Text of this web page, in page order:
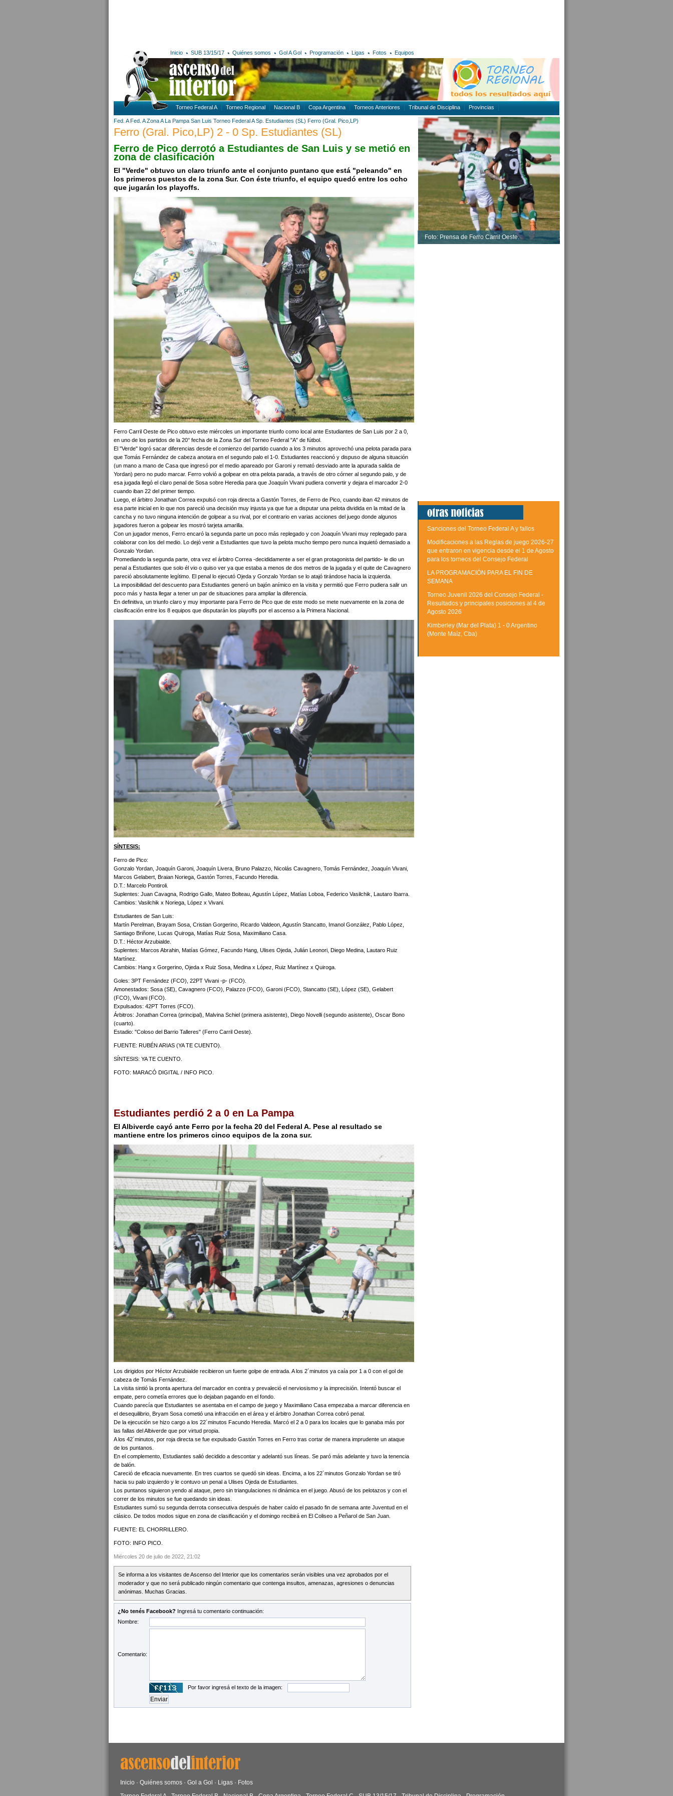
Inicio SUB 13/15/17 Quiénes somos Gol A Gol Programación Ligas Fotos Equipos
Torneo Federal A Torneo Regional Nacional B Copa Argentina Torneos Anteriores Tribunal de Disciplina Provincias
Fed. A Fed. A Zona A La Pampa San Luis Torneo Federal A Sp. Estudiantes (SL) Ferro (Gral. Pico,LP)
Ferro (Gral. Pico,LP) 2 - 0 Sp. Estudiantes (SL)
Ferro de Pico derrotó a Estudiantes de San Luis y se metió en
zona de clasificación
El "Verde" obtuvo un claro triunfo ante el conjunto puntano que está "peleando" en
los primeros puestos de la zona Sur. Con éste triunfo, el equipo quedó entre los ocho
que jugarán los playoffs.
Ferro Carril Oeste de Pico obtuvo este miércoles un importante triunfo como local ante Estudiantes de San Luis por 2 a 0,
en uno de los partidos de la 20° fecha de la Zona Sur del Torneo Federal "A" de fútbol.
El "Verde" logró sacar diferencias desde el comienzo del partido cuando a los 3 minutos aprovechó una pelota parada para
que Tomás Fernández de cabeza anotara en el segundo palo el 1-0. Estudiantes reaccionó y dispuso de alguna situación
(un mano a mano de Casa que ingresó por el medio apareado por Garoni y remató desviado ante la apurada salida de
Yordan) pero no pudo marcar. Ferro volvió a golpear en otra pelota parada, a través de otro córner al segundo palo, y de
esa jugada llegó el claro penal de Sosa sobre Heredia para que Joaquín Vivani pudiera convertir y dejara el marcador 2-0
cuando iban 22 del primer tiempo.
Luego, el árbitro Jonathan Correa expulsó con roja directa a Gastón Torres, de Ferro de Pico, cuando iban 42 minutos de
esa parte inicial en lo que nos pareció una decisión muy injusta ya que fue a disputar una pelota dividida en la mitad de la
cancha y no tuvo ninguna intención de golpear a su rival, por el contrario en varias acciones del juego donde algunos
jugadores fueron a golpear les mostró tarjeta amarilla.
Con un jugador menos, Ferro encaró la segunda parte un poco más replegado y con Joaquín Vivani muy replegado para
colaborar con los del medio. Lo dejó venir a Estudiantes que tuvo la pelota mucho tiempo pero nunca inquietó demasiado a
Gonzalo Yordan.
Promediando la segunda parte, otra vez el árbitro Correa -decididamente a ser el gran protagonista del partido- le dio un
penal a Estudiantes que solo él vio o quiso ver ya que estaba a menos de dos metros de la jugada y el quite de Cavagnero
pareció absolutamente legítimo. El penal lo ejecutó Ojeda y Gonzalo Yordan se lo atajó tirándose hacia la izquierda.
La imposibilidad del descuento para Estudiantes generó un bajón anímico en la visita y permitió que Ferro pudiera salir un
poco más y hasta llegar a tener un par de situaciones para ampliar la diferencia.
En definitiva, un triunfo claro y muy importante para Ferro de Pico que de este modo se mete nuevamente en la zona de
clasificación entre los 8 equipos que disputarán los playoffs por el ascenso a la Primera Nacional.
SÍNTESIS:
Ferro de Pico:
Gonzalo Yordan, Joaquín Garoni, Joaquín Livera, Bruno Palazzo, Nicolás Cavagnero, Tomás Fernández, Joaquín Vivani,
Marcos Gelabert, Braian Noriega, Gastón Torres, Facundo Heredia.
D.T.: Marcelo Pontiroli.
Suplentes: Juan Cavagna, Rodrigo Gallo, Mateo Bolteau, Agustín López, Matías Loboa, Federico Vasilchik, Lautaro Ibarra.
Cambios: Vasilchik x Noriega, López x Vivani.
Estudiantes de San Luis:
Martín Perelman, Brayam Sosa, Cristian Gorgerino, Ricardo Valdeon, Agustín Stancatto, Imanol González, Pablo López,
Santiago Briñone, Lucas Quiroga, Matías Ruiz Sosa, Maximiliano Casa.
D.T.: Héctor Arzubialde.
Suplentes: Marcos Abrahin, Matías Gómez, Facundo Hang, Ulises Ojeda, Julián Leonori, Diego Medina, Lautaro Ruiz
Martínez.
Cambios: Hang x Gorgerino, Ojeda x Ruiz Sosa, Medina x López, Ruiz Martínez x Quiroga.
Goles: 3PT Fernández (FCO), 22PT Vivani -p- (FCO).
Amonestados: Sosa (SE), Cavagnero (FCO), Palazzo (FCO), Garoni (FCO), Stancatto (SE), López (SE), Gelabert
(FCO), Vivani (FCO).
Expulsados: 42PT Torres (FCO).
Árbitros: Jonathan Correa (principal), Malvina Schiel (primera asistente), Diego Novelli (segundo asistente), Oscar Bono
(cuarto).
Estadio: "Coloso del Barrio Talleres" (Ferro Carril Oeste).
FUENTE: RUBÉN ARIAS (YA TE CUENTO).
SÍNTESIS: YA TE CUENTO.
FOTO: MARACÓ DIGITAL / INFO PICO.
Estudiantes perdió 2 a 0 en La Pampa
El Albiverde cayó ante Ferro por la fecha 20 del Federal A. Pese al resultado se
mantiene entre los primeros cinco equipos de la zona sur.
Los dirigidos por Héctor Arzubialde recibieron un fuerte golpe de entrada. A los 2´minutos ya caía por 1 a 0 con el gol de
cabeza de Tomás Fernández.
La visita sintió la pronta apertura del marcador en contra y prevaleció el nerviosismo y la imprecisión. Intentó buscar el
empate, pero cometía errores que lo dejaban pagando en el fondo.
Cuando parecía que Estudiantes se asentaba en el campo de juego y Maximiliano Casa empezaba a marcar diferencia en
el desequilibrio, Bryam Sosa cometió una infracción en el área y el árbitro Jonathan Correa cobró penal.
De la ejecución se hizo cargo a los 22´minutos Facundo Heredia. Marcó el 2 a 0 para los locales que lo ganaba más por
las fallas del Albiverde que por virtud propia.
A los 42´minutos, por roja directa se fue expulsado Gastón Torres en Ferro tras cortar de manera imprudente un ataque
de los puntanos.
En el complemento, Estudiantes salió decidido a descontar y adelantó sus líneas. Se paró más adelante y tuvo la tenencia
de balón.
Careció de eficacia nuevamente. En tres cuartos se quedó sin ideas. Encima, a los 22´minutos Gonzalo Yordan se tiró
hacia su palo izquierdo y le contuvo un penal a Ulises Ojeda de Estudiantes.
Los puntanos siguieron yendo al ataque, pero sin triangulaciones ni dinámica en el juego. Abusó de los pelotazos y con el
correr de los minutos se fue quedando sin ideas.
Estudiantes sumó su segunda derrota consecutiva después de haber caído el pasado fin de semana ante Juventud en el
clásico. De todos modos sigue en zona de clasificación y el domingo recibirá en El Coliseo a Peñarol de San Juan.
FUENTE: EL CHORRILLERO.
FOTO: INFO PICO.
Miércoles 20 de julio de 2022, 21:02
Se informa a los visitantes de Ascenso del Interior que los comentarios serán visibles una vez aprobados por el
moderador y que no será publicado ningún comentario que contenga insultos, amenazas, agresiones o denuncias
anónimas. Muchas Gracias.
¿No tenés Facebook? Ingresá tu comentario continuación:
Nombre:
Comentario:
Por favor ingresá el texto de la imagen:
Foto: Prensa de Ferro Carril Oeste.
Sanciones del Torneo Federal A y fallos
Modificaciones a las Reglas de juego 2026-27
que entraron en vigencia desde el 1 de Agosto
para los torneos del Consejo Federal
LA PROGRAMACIÓN PARA EL FIN DE
SEMANA
Torneo Juvenil 2026 del Consejo Federal -
Resultados y principales posiciones al 4 de
Agosto 2026
Kimberley (Mar del Plata) 1 - 0 Argentino
(Monte Maíz, Cba)
Inicio · Quiénes somos · Gol a Gol · Ligas · Fotos